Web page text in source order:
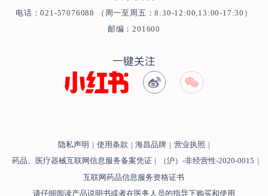
电话：021-57076088 （周一至周五：8:30-12:00,13:00-17:30）
邮编：201600
一键关注
隐私声明 | 使用条款 | 海昌品牌 | 营业执照 |
药品、医疗器械互联网信息服务备案凭证
（沪）-非经营性-2020-0015
互联网药品信息服务资格证书
请仔细阅读产品说明书或者在医务人员的指导下购买和使用